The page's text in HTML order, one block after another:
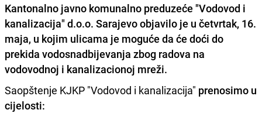
Kantonalno javno komunalno preduzeće "Vodovod i
kanalizacija" d.o.o. Sarajevo objavilo je u četvrtak, 16.
maja, u kojim ulicama je moguće da će doći do
prekida vodosnadbijevanja zbog radova na
vodovodnoj i kanalizacionoj mreži.
Saopštenje KJKP "Vodovod i kanalizacija" prenosimo u
cijelosti: